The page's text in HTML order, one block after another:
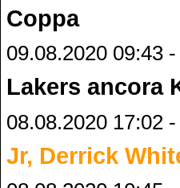
Coppa
09.08.2020 09:43 -
Lakers ancora
08.08.2020 17:02 -
Jr, Derrick